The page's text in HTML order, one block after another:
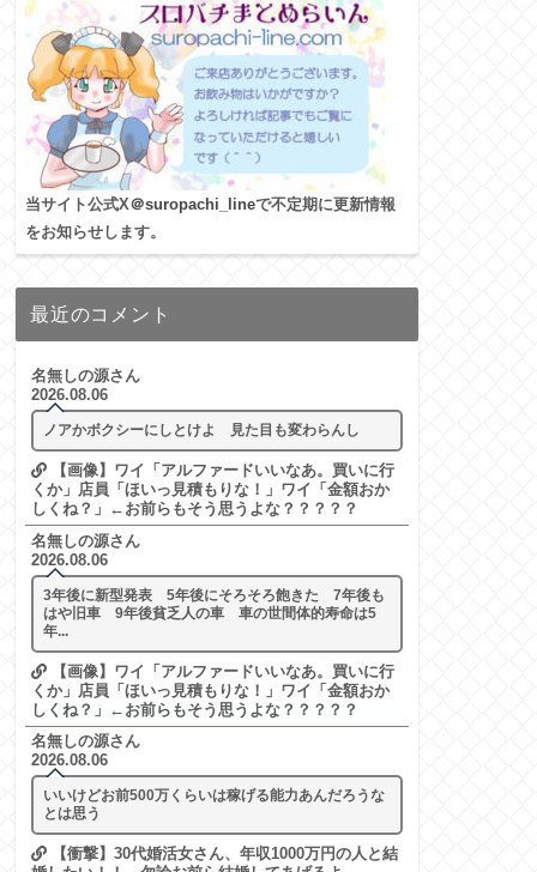
当サイト公式X＠suropachi_lineで不定期に更新情報
をお知らせします。
最近のコメント
名無しの源さん
2026.08.06
ノアかボクシーにしとけよ 見た目も変わらんし
【画像】ワイ「アルファードいいなあ。買いに行
くか」店員「ほいっ見積もりな！」ワイ「金額おか
しくね？」←お前らもそう思うよな？？？？？
名無しの源さん
2026.08.06
3年後に新型発表 5年後にそろそろ飽きた 7年後も
はや旧車 9年後貧乏人の車 車の世間体的寿命は5
年...
【画像】ワイ「アルファードいいなあ。買いに行
くか」店員「ほいっ見積もりな！」ワイ「金額おか
しくね？」←お前らもそう思うよな？？？？？
名無しの源さん
2026.08.06
いいけどお前500万くらいは稼げる能力あんだろうな
とは思う
【衝撃】30代婚活女さん、年収1000万円の人と結